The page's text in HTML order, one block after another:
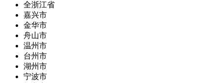
全浙江省
嘉兴市
金华市
舟山市
温州市
台州市
湖州市
宁波市